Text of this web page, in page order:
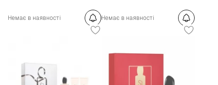
Немає в наявності Немає в наявності